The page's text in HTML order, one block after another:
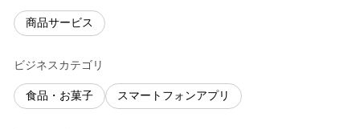
商品サービス
ビジネスカテゴリ
食品・お菓子 スマートフォンアプリ